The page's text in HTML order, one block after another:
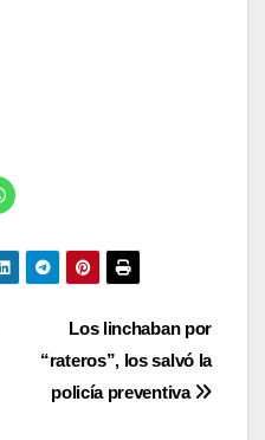
Los linchaban por
“rateros”, los salvó la
policía preventiva